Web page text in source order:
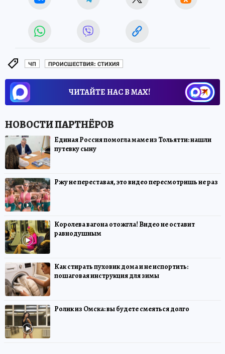
ЧП ПРОИСШЕСТВИЯ: СТИХИЯ
ЧИТАЙТЕ НАС В МАХ!
Единая Россия помогла маме из Тольятти: нашли
путевку сыну
Ржу не переставая, это видео пересмотришь не раз
Королева вагона отожгла! Видео не оставит
равнодушным
Как стирать пуховик дома и не испортить:
пошаговая инструкция для зимы
Ролик из Омска: вы будете смеяться долго